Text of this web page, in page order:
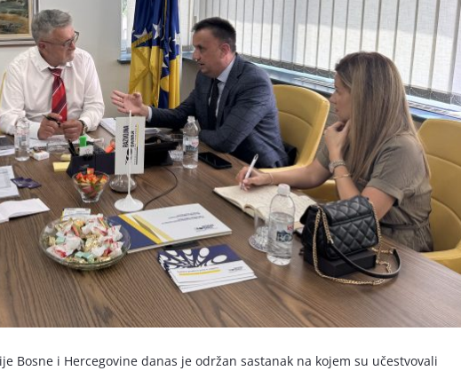
Bosne i Hercegovine danas je održan sastanak na kojem su učestvovali